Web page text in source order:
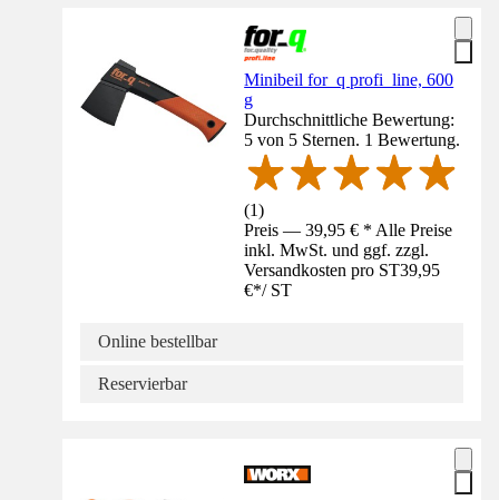
Minibeil for_q profi_line, 600
g
Durchschnittliche Bewertung:
5 von 5 Sternen. 1 Bewertung.
(1)
Preis — 39,95 € * Alle Preise
inkl. MwSt. und ggf. zzgl.
Versandkosten pro ST39,95
€*/ ST
Online bestellbar
Reservierbar